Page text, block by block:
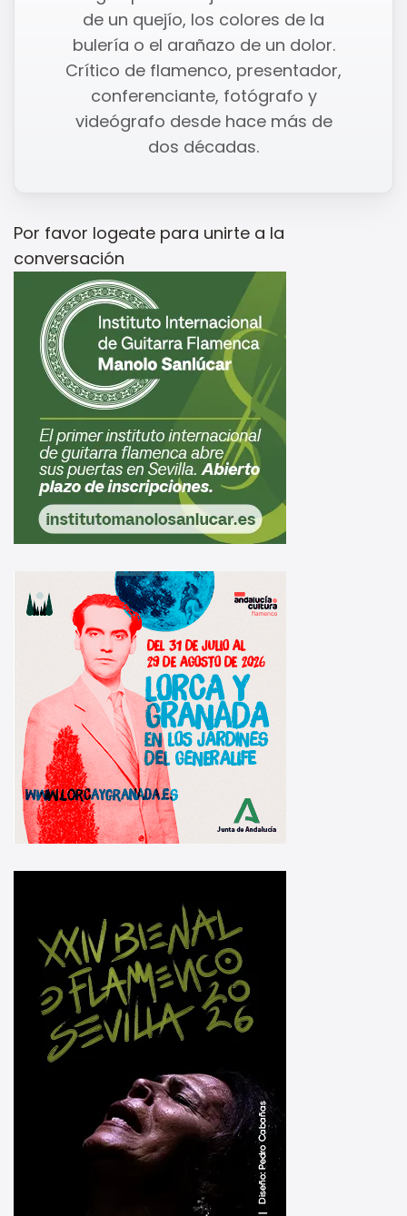
de un quejío, los colores de la
bulería o el arañazo de un dolor.
Crítico de flamenco, presentador,
conferenciante, fotógrafo y
videógrafo desde hace más de
dos décadas.
Por favor logeate para unirte a la
conversación